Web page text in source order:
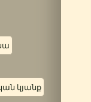
կյանք